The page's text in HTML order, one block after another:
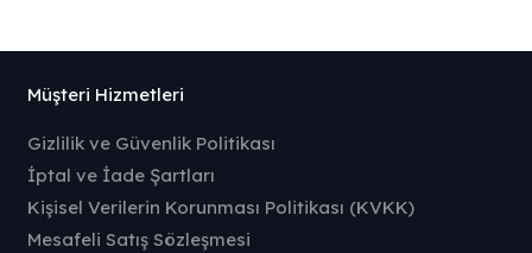
Müşteri Hizmetleri
Gizlilik ve Güvenlik Politikası
İptal ve İade Şartları
Kişisel Verilerin Korunması Politikası (KVKK)
Mesafeli Satış Sözleşmesi